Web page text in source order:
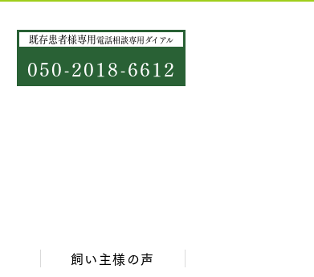
既存患者様専用電話相談専用ダイアル
050-2018-6612
飼い主様の声